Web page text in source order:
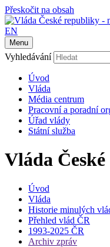
Přeskočit na obsah
EN
Menu
Vyhledávání
Úvod
Vláda
Média centrum
Pracovní a poradní
Úřad vlády
Státní služba
Vláda
Úvod
Vláda
Historie minulých
Přehled vlád ČR
1993-2025 ČR
Archiv zpráv